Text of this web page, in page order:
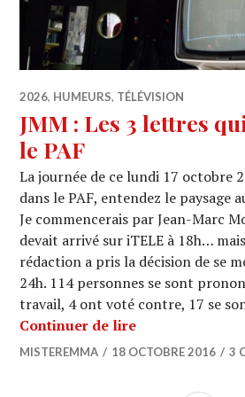
2026, HUMEURS, TÉLÉVISION
JMM : Les 3 lettres
le PAF
La journée de ce lundi 17 octobre
dans le PAF, entendez le paysage
Je commencerais par Jean-Marc
devait arrivé sur iTELE à 18h…
rédaction a pris la décision de se
24h. 114 personnes se sont
travail, 4 ont voté contre, 17 se
Continuer de lireJMM : Les 3
MISTEREMMA 18 OCTOBRE 2016 3